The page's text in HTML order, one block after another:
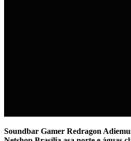
Soundbar Gamer Redragon